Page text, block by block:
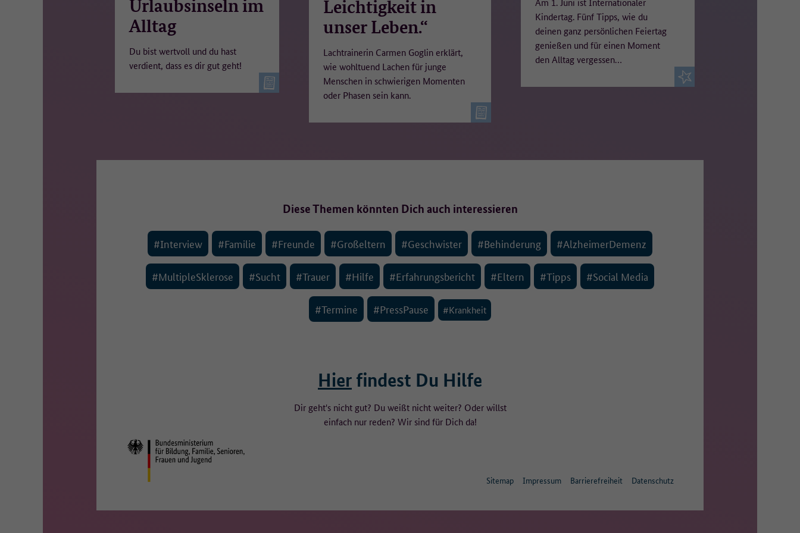
Urlaubsinseln im
Alltag
Du bist wertvoll und du hast
verdient, dass es dir gut geht!
Leichtigkeit in
unser Leben.“
Lachtrainerin Carmen Goglin erklärt,
wie wohltuend Lachen für junge
Menschen in schwierigen Momenten
oder Phasen sein kann.
Kindertag. Fünf Tipps, wie du
deinen ganz persönlichen Feiertag
genießen und für einen Moment
den Alltag vergessen…
Diese Themen könnten Dich auch interessieren
#Interview #Familie #Freunde #Großeltern #Geschwister #Behinderung #AlzheimerDemenz
#MultipleSklerose #Sucht #Trauer #Hilfe #Erfahrungsbericht #Eltern #Tipps #Social Media
#Termine #PressPause #Krankheit
Hier findest Du Hilfe
Dir geht's nicht gut? Du weißt nicht weiter? Oder willst
einfach nur reden? Wir sind für Dich da!
Sitemap Impressum Barrierefreiheit Datenschutz